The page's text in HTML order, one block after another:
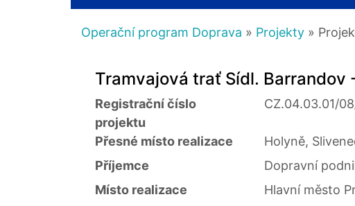
Operační program Doprava » Projekty »
Tramvajová trať Sídl. Barrandov
Registrační číslo
projektu
CZ.04.03.01/
Přesné místo realizace
Holyně,
Příjemce
Dopravní
Místo realizace
Hlavní město